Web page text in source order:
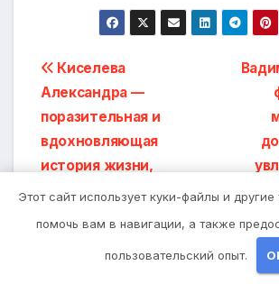
Навигация
по
записям
Киселева
Александра —
поразительная и
вдохновляющая
история жизни,
успехов и
Этот сайт использует куки-файлы и другие
помочь вам в навигации, а также
пользовательский опыт.